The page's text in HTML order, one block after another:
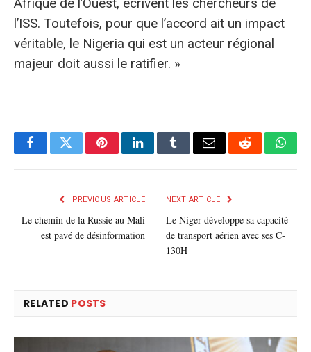
Afrique de l’Ouest, écrivent les chercheurs de
l’ISS. Toutefois, pour que l’accord ait un impact
véritable, le Nigeria qui est un acteur régional
majeur doit aussi le ratifier. »
FacebookTwitterPinterestLinkedInTumblrE-
Reddit
PREVIOUS ARTICLE
Le chemin de la Russie au Mali
est pavé de désinformation
NEXT ARTICLE
Le Niger développe sa capacité
de transport aérien avec ses C-
130H
RELATED POSTS